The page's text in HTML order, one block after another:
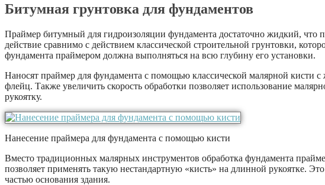
Битумная грунтовка для фундаментов
Праймер битумный для гидроизоляции фундамента достаточно жидкий, что
действие сравнимо с действием классической строительной грунтовки,
фундамента праймером должна выполняться на всю глубину его установки.
Наносят праймер для фундамента с помощью классической малярной кисти
флейц. Также увеличить скорость обработки позволяет использование
рукоятку.
Нанесение праймера для фундамента с помощью кисти
Вместо традиционных малярных инструментов обработка фундамента
позволяет применять такую нестандартную «кисть» на длинной рукоятке.
частью основания здания.